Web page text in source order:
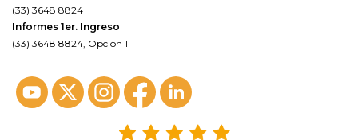
(33) 3648 8824
Informes 1er. Ingreso
(33) 3648 8824, Opción 1